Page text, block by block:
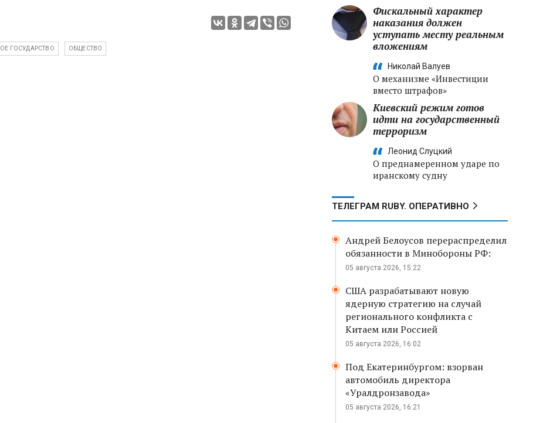
ГОСУДАРСТВО ОБЩЕСТВО
Фискальный характер
наказания должен
уступать месту реальным
вложениям
Николай Валуев
О механизме «Инвестиции
вместо штрафов»
Киевский режим готов
идти на государственный
терроризм
Леонид Слуцкий
О преднамеренном ударе по
иранскому судну
ТЕЛЕГРАМ RUBY. ОПЕРАТИВНО
Андрей Белоусов перераспределил
обязанности в Минобороны РФ:
05 августа 2026, 15:22
США разрабатывают новую
ядерную стратегию на случай
регионального конфликта с
Китаем или Россией
05 августа 2026, 16:02
Под Екатеринбургом: взорван
автомобиль директора
«Уралдронзавода»
05 августа 2026, 16:21